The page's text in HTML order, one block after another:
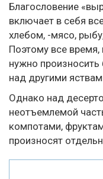
Благословение
включает в себя
хлебом, -мясо,
Поэтому все время,
нужно произносить
над другими
Однако над
неотъемлемой
компотами,
произносят